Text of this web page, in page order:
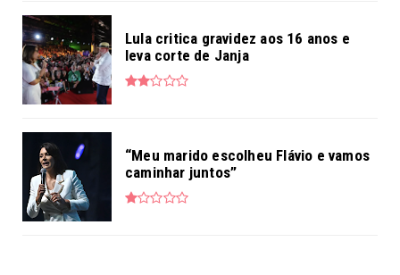
Lula critica gravidez aos 16 anos e
leva corte de Janja
“Meu marido escolheu Flávio e vamos
caminhar juntos”